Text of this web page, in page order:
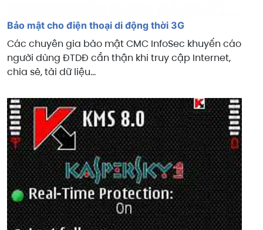
Bảo mật cho điện thoại di động thời 3G
Các chuyên gia bảo mật CMC InfoSec khuyến cáo
người dùng ĐTDĐ cẩn thận khi truy cập Internet,
chia sẻ, tải dữ liệu…